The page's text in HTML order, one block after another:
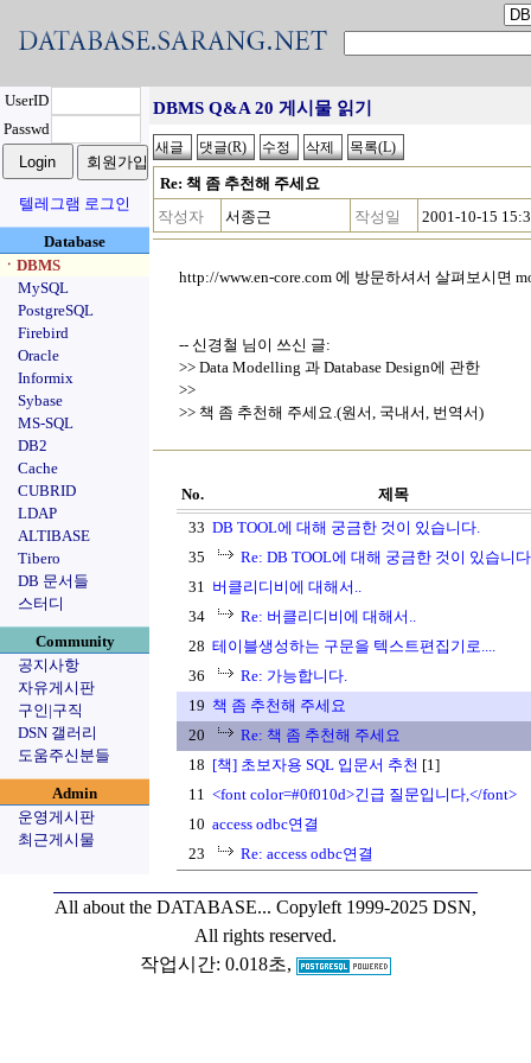
UserID
Passwd
텔레그램 로그인
Database
ㆍDBMS
MySQL
PostgreSQL
Firebird
Oracle
Informix
Sybase
MS-SQL
DB2
Cache
CUBRID
LDAP
ALTIBASE
Tibero
DB 문서들
스터디
Community
공지사항
자유게시판
구인|구직
DSN 갤러리
도움주신분들
Admin
운영게시판
최근게시물
DBMS Q&A 20 게시물 읽기
Re: 책 좀 추천해 주세요
작성자
서종근 작성일 2001-10-15
http://www.en-core.com 에 방문하셔서 살펴보시면
-- 신경철 님이 쓰신 글:
>> Data Modelling 과 Database Design에 관한
>>
>> 책 좀 추천해 주세요.(원서, 국내서, 번역서)
No.
제목
33 DB TOOL에 대해 궁금한 것이 있습니다.
35
Re: DB TOOL에 대해 궁금한 것이 있습니
31 버클리디비에 대해서..
34
Re: 버클리디비에 대해서..
28 테이블생성하는 구문을 텍스트편집기로....
36
Re: 가능합니다.
19 책 좀 추천해 주세요
20
Re: 책 좀 추천해 주세요
18 [책] 초보자용 SQL 입문서 추천 [1]
11 <font color=#0f010d>긴급 질문입니다,</font>
10 access odbc연결
23
Re: access odbc연결
All about the DATABASE... Copyleft 1999-2025 DSN,
All rights reserved.
작업시간: 0.018초,